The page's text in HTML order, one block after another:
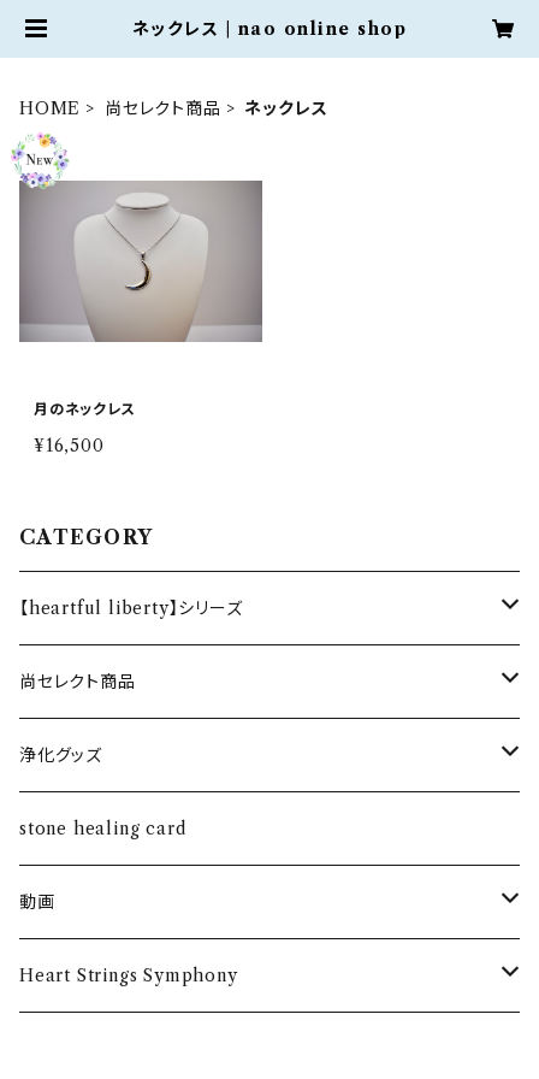
ネックレス | nao online shop
HOME 尚セレクト商品 ネックレス
月のネックレス
¥16,500
CATEGORY
【heartful liberty】シリーズ
オリジナルブレスレット
恋愛・結婚
健康
ホルダー
ペンダント
ダイヤ付き18Kペンダント
尚セレクト商品
ネックレス
silver925
浄化グッズ
さざれ水晶
stone healing card
動画
トークイベント
Heart Strings Symphony